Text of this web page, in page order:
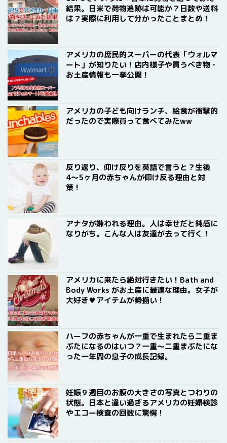
結果。日米で荷物追跡は可能か？日数や送料
は？実際に利用して分かったことまとめ！
アメリカの庶民的スーパーの代表「ウォルマ
ート」が知りたい！店内様子や買うべき物・
お土産情報も一挙公開！
アメリカの子ども向けランチ、給食が衝撃的
だったので実際買って食べてみたww
反り返り、仰け反りを英語で言うと？生後
4〜5ヶ月の赤ちゃんが仰け反る理由と対
策！
アナタが嫌われる理由。人は幸せだと鈍感に
なりがち。こんな人は友達が去って行く！
アメリカに来たら絶対行きたい！Bath and
Body Works がお土産に最適な理由。女子が
大好き♥アイテムが勢揃い！
ハーフの赤ちゃんが一重で生まれたら二重ま
ぶたになるのはいつ？一重〜二重まぶたにな
った一年間の息子の成長記録。
妊娠９週目のお腹の大きさの写真とつわりの
状態。日本と違い過ぎるアメリカの妊婦検診
やエコー検査の回数に驚愕！